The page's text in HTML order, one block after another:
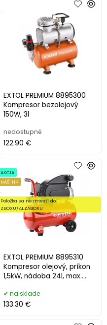
EXTOL PREMIUM 8895300
Kompresor bezolejový
150W, 3l
.
nedostupné
122.90 €
EXTOL PREMIUM 8895310
Kompresor olejový, príkon
1,5kW, nádoba 24l, max.
AKCIA
NÁŠ TIP
.
Položka sa nezmestí do
ZBOXU/ALZABOXU
na sklade
133.30 €